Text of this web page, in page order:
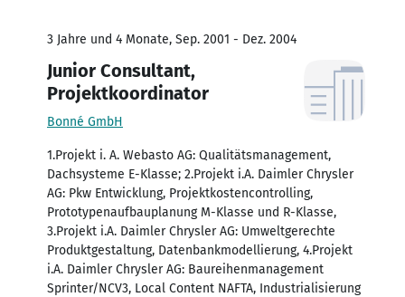
3 Jahre und 4 Monate, Sep. 2001 - Dez. 2004
Junior Consultant,
Projektkoordinator
Bonné GmbH
1.Projekt i. A. Webasto AG: Qualitätsmanagement,
Dachsysteme E-Klasse; 2.Projekt i.A. Daimler Chrysler
AG: Pkw Entwicklung, Projektkostencontrolling,
Prototypenaufbauplanung M-Klasse und R-Klasse,
3.Projekt i.A. Daimler Chrysler AG: Umweltgerechte
Produktgestaltung, Datenbankmodellierung, 4.Projekt
i.A. Daimler Chrysler AG: Baureihenmanagement
Sprinter/NCV3, Local Content NAFTA, Industrialisierung